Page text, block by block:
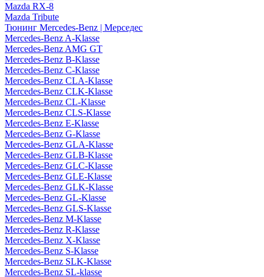
Mazda RX-8
Mazda Tribute
Тюнинг Mercedes-Benz | Мерседес
Mercedes-Benz A-Klasse
Mercedes-Benz AMG GT
Mercedes-Benz B-Klasse
Mercedes-Benz C-Klasse
Mercedes-Benz CLA-Klasse
Mercedes-Benz CLK-Klasse
Mercedes-Benz CL-Klasse
Mercedes-Benz CLS-Klasse
Mercedes-Benz E-Klasse
Mercedes-Benz G-Klasse
Mercedes-Benz GLA-Klasse
Mercedes-Benz GLB-Klasse
Mercedes-Benz GLC-Klasse
Mercedes-Benz GLE-Klasse
Mercedes-Benz GLK-Klasse
Mercedes-Benz GL-Klasse
Mercedes-Benz GLS-Klasse
Mercedes-Benz M-Klasse
Mercedes-Benz R-Klasse
Mercedes-Benz X-Klasse
Mercedes-Benz S-Klasse
Mercedes-Benz SLK-Klasse
Mercedes-Benz SL-klasse